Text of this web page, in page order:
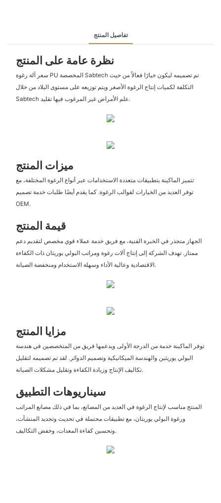
تفاصيل المنتج
نظرة عامة على المنتج
سعر آلة رغوة PU المخصصة Sabtech تم تصميمه ليكون خيارًا فعالاً من حيث
التكلفة لكميات إنتاج الرغوة الأصغر ويتم توزيعه على مستوى البلاد من خلال
Sabtech علم الأمراض غير المرغوب فيها تقليد.
ميزات المنتج
تتميز الماكينة بتطبيقات متعددة الاستخدامات عبر أنواع الرغوة المختلفة، مع
توفر العديد من الخيارات لقوالب الرغوة. كما يقدم أيضًا طلبات خدمة تصميم
OEM.
قيمة المنتج
الجهاز متجذر في الخبرة الفنية، مع فريق خدمة عملاء قوي مخصص لتقديم دعم
ممتاز. تهدف الشركة إلى إنتاج آلات رغوة ومراتب البولي يوريثان ذات الكفاءة
الاقتصادية وعالية الأداء وسهلة الاستخدام ومنخفضة الصيانة.
مزايا المنتج
توفر الماكينة خدمة من الدرجة الأولى ويدعمها فريق من المتخصصين في هندسة
البولي يوريثين والهندسة الميكانيكية وتصميم الدوائر. لقد تم تصميمه لتقليل
تكاليف الإنتاج وزيادة الكفاءة وتقليل مشكلات الصيانة.
سيناريوهات التطبيق
المنتج مناسب لإنتاج الرغوة في العديد من المصانع، بما في ذلك مصانع المراتب
ورغوة البولي يوريثان، مع تطبيقات محتملة في تحديث وتجديد المنشآت،
وتحسين كفاءة المعدات، وخفض التكاليف.